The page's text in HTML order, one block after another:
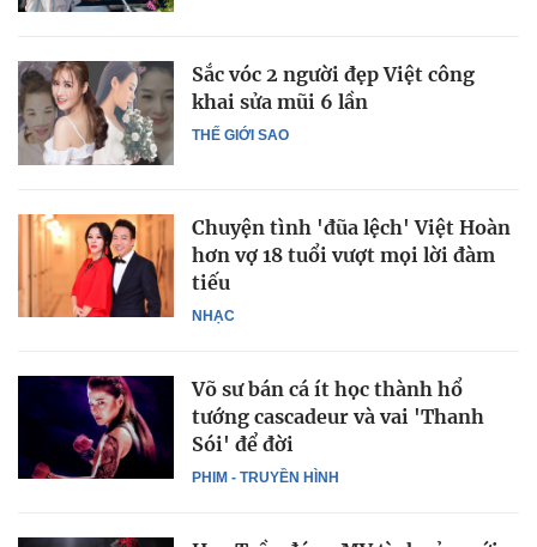
THẾ GIỚI SAO
Sắc vóc 2 người đẹp Việt công
khai sửa mũi 6 lần
NHẠC
Chuyện tình 'đũa lệch' Việt Hoàn
hơn vợ 18 tuổi vượt mọi lời đàm
tiếu
PHIM - TRUYỀN HÌNH
Võ sư bán cá ít học thành hổ
tướng cascadeur và vai 'Thanh
Sói' để đời